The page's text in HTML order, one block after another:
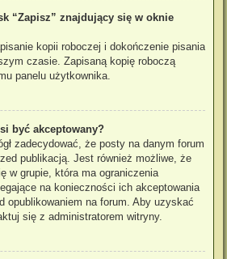
“Zapisz” znajdujący się w oknie
kopii roboczej i dokończenie pisania
czasie. Zapisaną kopię roboczą
panelu użytkownika.
być akceptowany?
zadecydować, że posty na danym forum
publikacją. Jest również możliwe, że
w grupie, która ma ograniczenia
na konieczności ich akceptowania
opublikowaniem na forum. Aby uzyskać
się z administratorem witryny.